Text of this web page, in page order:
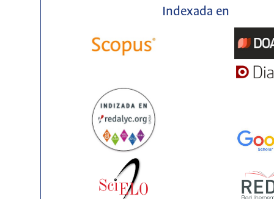
Indexada en